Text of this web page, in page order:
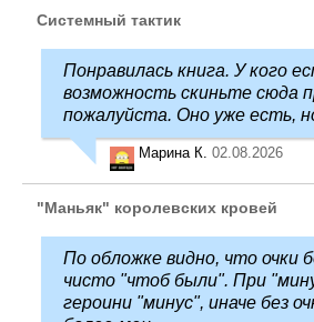
Системный тактик
Понравилась книга. У кого
возможность скиньте сюда
пожалуйста. Оно уже есть,
Марина К. 02.08.2026
"Маньяк" королевских кровей
По обложке видно, что очки
чисто "чтоб были". При
героини "минус", иначе без